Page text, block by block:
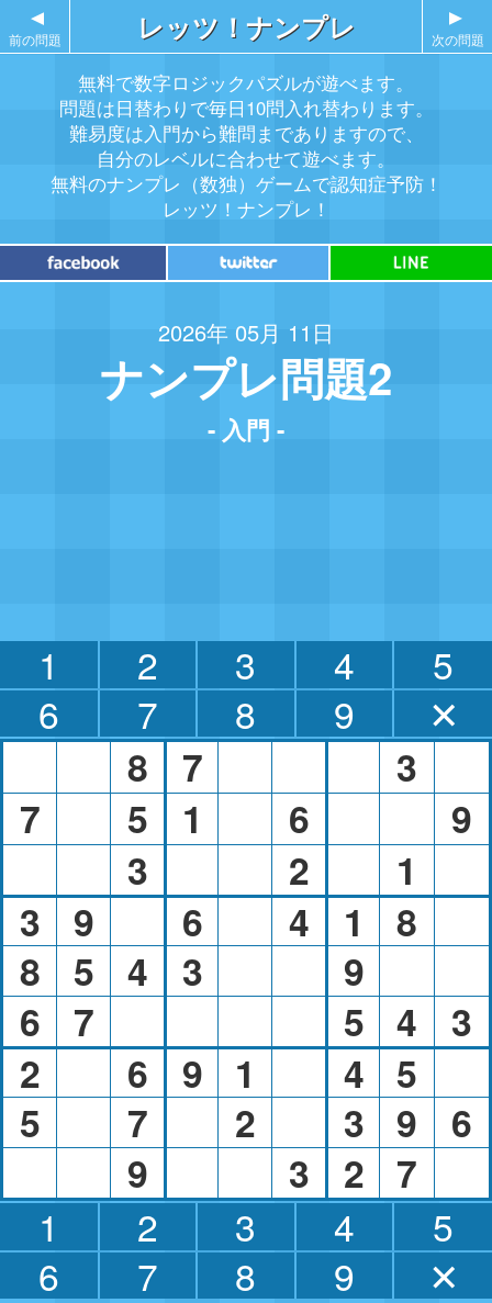
レッツ！ナンプレ
無料で数字ロジックパズルが遊べます。
問題は日替わりで毎日10問入れ替わります。
難易度は入門から難問までありますので、
自分のレベルに合わせて遊べます。
無料のナンプレ（数独）ゲームで認知症予防！
レッツ！ナンプレ！
2026年 05月 11日
ナンプレ問題2
- 入門 -
▲
前の問題
▲
次の問題
1 2 3 4
5
6
7 8 9 ✕
8 7
3
7
5 1 6
9
3
2
1
3
9 6 4 1
8
8
5 4 3
9
6
7 5 4
3
2
6 9 1 4
5
5
7 2 3 9
6
9
3 2 7
1 2 3 4
5
6
7 8 9 ✕